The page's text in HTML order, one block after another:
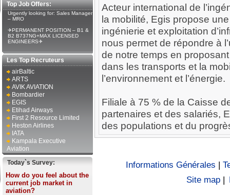
Top Job Offers:
Urgently looking for: Sales Manager
– MRO
✈PERMANENT POSITION – B1 &
B2 B737NG+MAX LICENSED
ENGINEERS✈
Les Top Recruteurs
airBaltic
ARTS
AVIK AVIATION
Bombardier
EGIS
Etihad Airways
First 2 Resource Limited
Heston Airlines
IATA
Kampala Executive
Aviation
Today`s Survey:
How do you feel about the
current job market in
aviation?
Acteur international de
la mobilité, Egis propose
ingénierie et exploitation
nous permet de répondre à
de notre temps en
dans les transports et la
l’environnement et l’énergie.
Filiale à 75 % de la Caisse
partenaires et des salariés,
des populations et du
Informations Générales |
Site map |